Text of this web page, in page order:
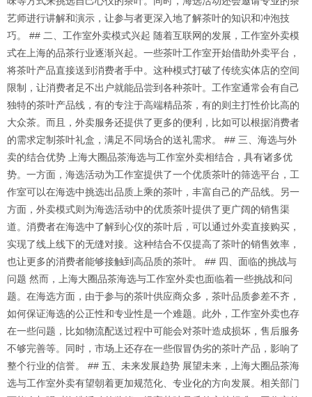
艺师进行讲解和演示，让参与者更深入地了解茶叶的知识和冲泡技
巧。 ## 二、工作室外卖模式兴起 随着互联网的发展，工作室外卖模
式在上海的品茶行业逐渐兴起。一些茶叶工作室开始借助外卖平台，
将茶叶产品直接送到消费者手中。这种模式打破了传统实体店的空间
限制，让消费者足不出户就能品尝到各种茶叶。工作室通常会有自己
独特的茶叶产品线，有的专注于高端精品茶，有的则主打性价比高的
大众茶。而且，外卖服务还提供了更多的便利，比如可以根据消费者
的需求定制茶叶礼盒，满足不同场合的送礼需求。 ## 三、海选与外
卖的结合优势 上海大圈品茶海选与工作室外卖相结合，具有诸多优
势。一方面，海选活动为工作室提供了一个优质茶叶的筛选平台，工
作室可以在海选中挑选出品质上乘的茶叶，丰富自己的产品线。另一
方面，外卖模式则为海选活动中的优质茶叶提供了更广阔的销售渠
道。消费者在海选中了解到心仪的茶叶后，可以通过外卖直接购买，
实现了线上线下的无缝对接。这种结合不仅提高了茶叶的销售效率，
也让更多的消费者能够接触到高品质的茶叶。 ## 四、面临的挑战与
问题 然而，上海大圈品茶海选与工作室外卖也面临着一些挑战和问
题。在海选方面，由于参与的茶叶供应商众多，茶叶品质参差不齐，
如何保证海选的公正性和专业性是一个难题。此外，工作室外卖也存
在一些问题，比如物流配送过程中可能会对茶叶造成损坏，售后服务
不够完善等。同时，市场上还存在一些假冒伪劣的茶叶产品，影响了
整个行业的信誉。 ## 五、未来发展趋势 展望未来，上海大圈品茶海
选与工作室外卖有望朝着更加规范化、专业化的方向发展。相关部门